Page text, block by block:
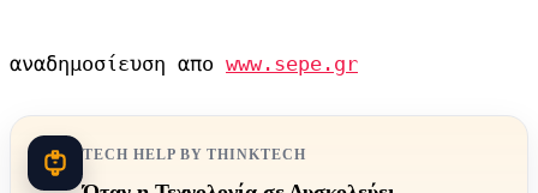
αναδημοσίευση απο www.sepe.gr
TECH HELP BY THINKTECH